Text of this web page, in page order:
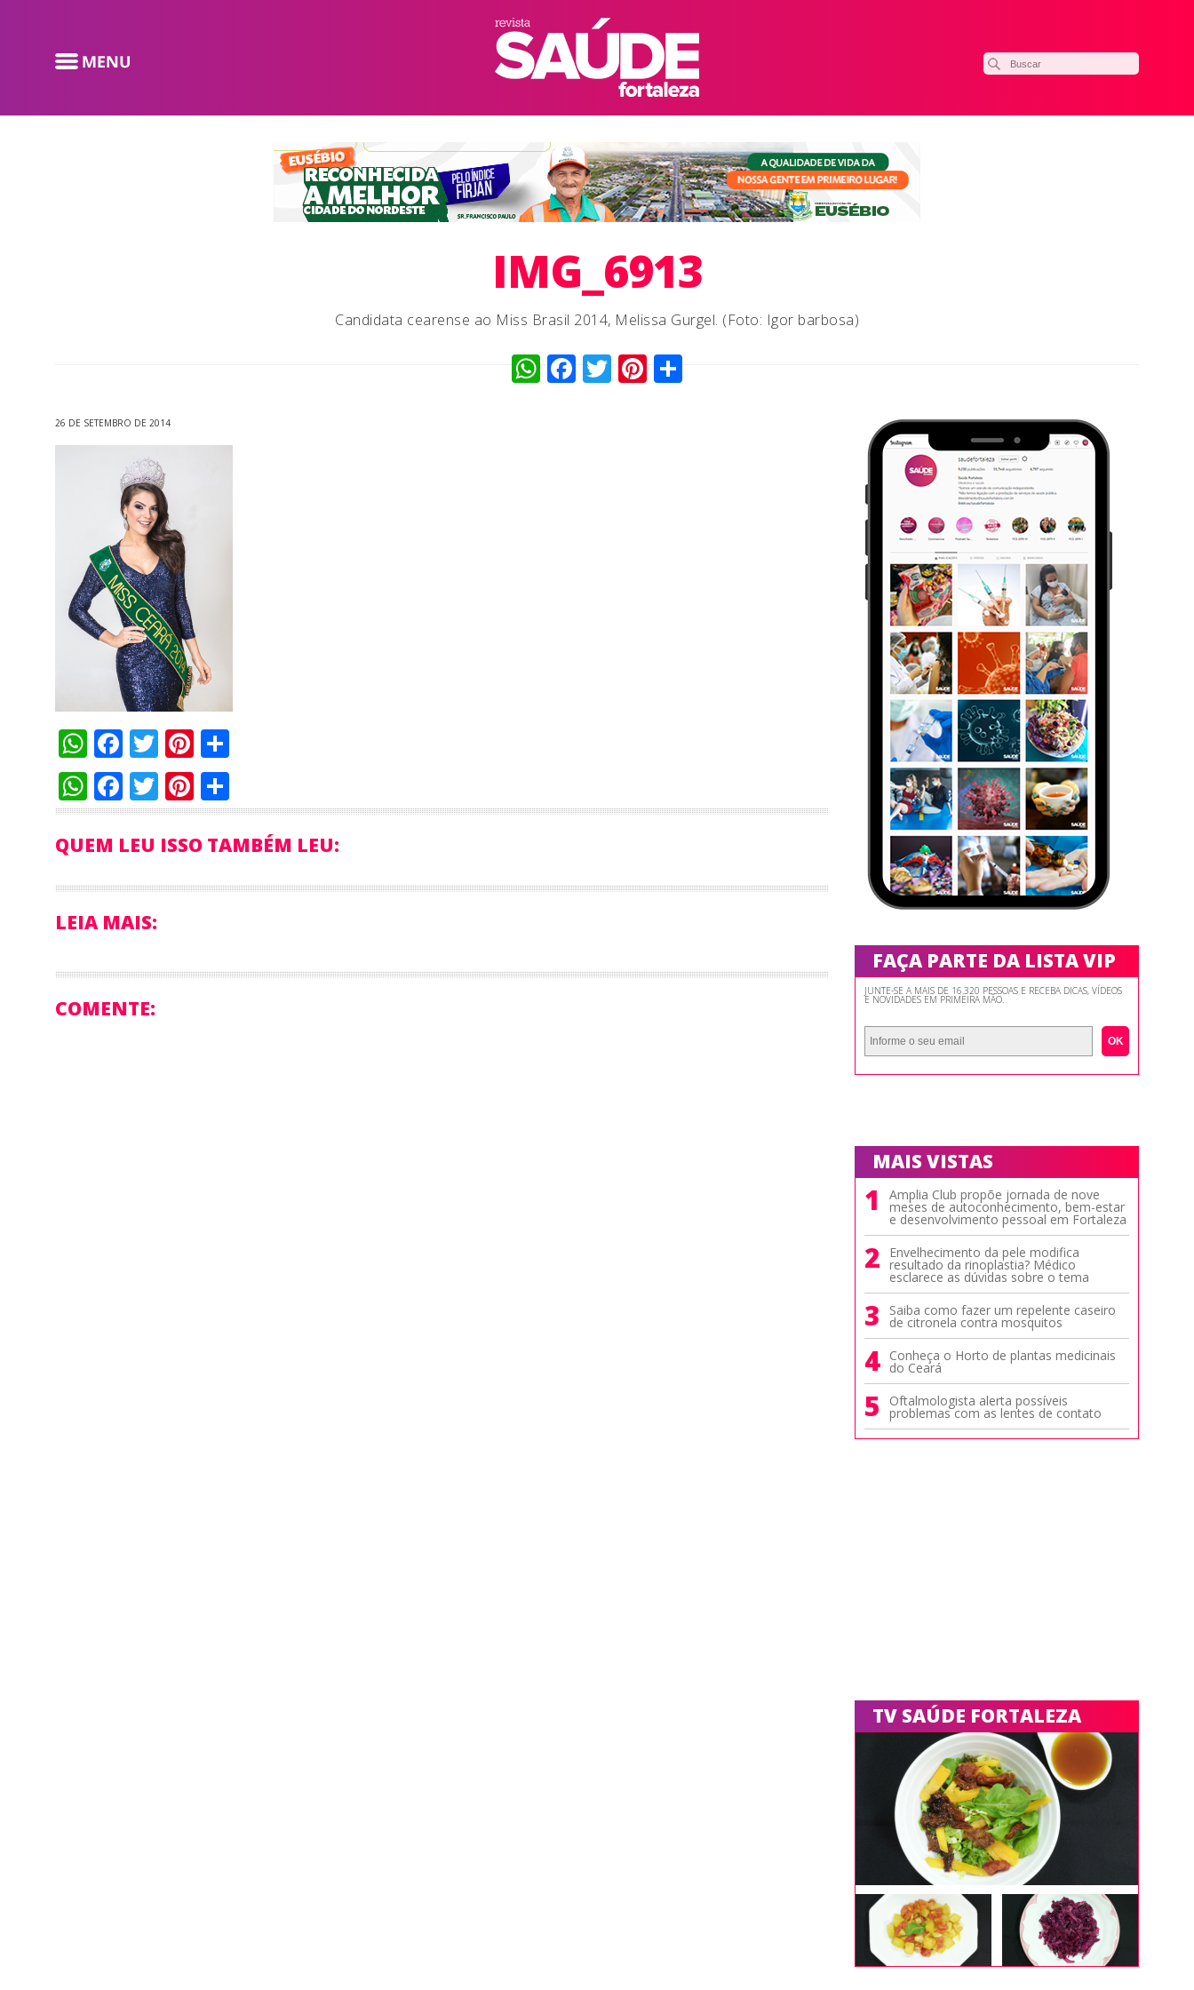
IMG_6913
Candidata cearense ao Miss Brasil 2014, Melissa Gurgel. (Foto: Igor barbosa)
WhatsApp
Facebook
TwitterPinterest
26 DE SETEMBRO DE 2014
WhatsApp
Facebook
TwitterPinterest
WhatsApp
Facebook
TwitterPinterest
QUEM LEU ISSO TAMBÉM LEU:
LEIA MAIS:
COMENTE:
FAÇA PARTE DA LISTA VIP
JUNTE-SE A MAIS DE 16.320 PESSOAS E RECEBA DICAS, VÍDEOS
E NOVIDADES EM PRIMEIRA MÃO.
OK
MAIS VISTAS
1 Amplia Club propõe jornada de nove
meses de autoconhecimento, bem-estar
e desenvolvimento pessoal em Fortaleza
2 Envelhecimento da pele modifica
resultado da rinoplastia? Médico
esclarece as dúvidas sobre o tema
3 Saiba como fazer um repelente caseiro
de citronela contra mosquitos
4 Conheça o Horto de plantas medicinais
do Ceará
5 Oftalmologista alerta possíveis
problemas com as lentes de contato
TV SAÚDE FORTALEZA